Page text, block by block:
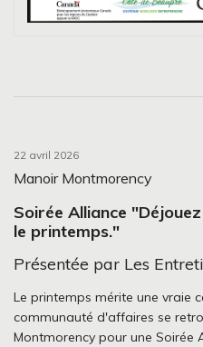
22 avril 2026
Manoir Montmorency
Soirée Alliance
le printemps."
Présentée par Les
Le printemps mérite une vraie
communauté d'affaires se
Montmorency pour une Soirée